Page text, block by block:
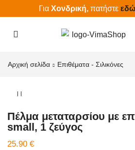
Για Χονδρική, πατήστε εδώ
Αρχική σελίδα Επιθέματα - Σιλικόνες
Πέλμα μεταταρσίου με
small, 1 ζεύγος
25.90 €